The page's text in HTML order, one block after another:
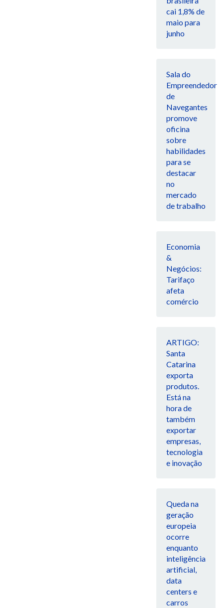
cai 1,8% de
maio para
junho
Sala do
Empreendedor
de
Navegantes
promove
oficina
sobre
habilidades
para se
destacar
no
mercado
de trabalho
Economia
&
Negócios:
Tarifaço
afeta
comércio
ARTIGO:
Santa
Catarina
exporta
produtos.
Está na
hora de
também
exportar
empresas,
tecnologia
e inovação
Queda na
geração
europeia
ocorre
enquanto
inteligência
artificial,
data
centers e
carros